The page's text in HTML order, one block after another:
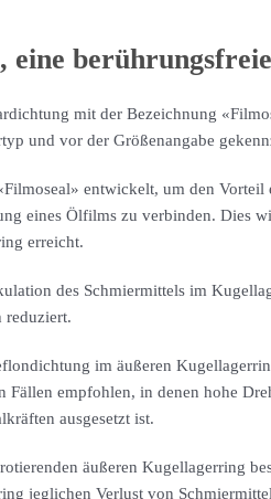
eine
mit der Bezeichnung
und vor der Größenangabe
entwickelt, um den
eines Ölfilms zu verbinden. Dies
erreicht.
des Schmiermittels im
reduziert.
im äußeren
empfohlen, in denen hohe
ausgesetzt ist.
äußeren Kugellagerring
jeglichen Verlust von